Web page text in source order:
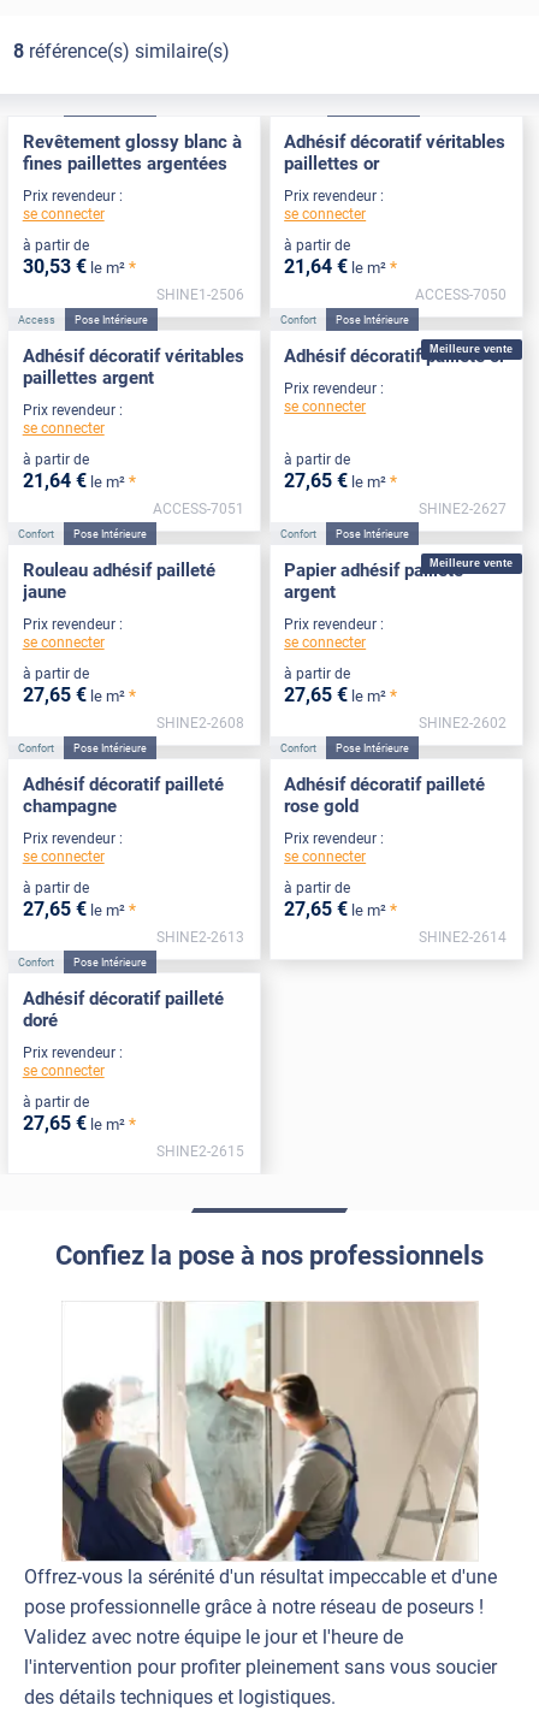
8référence(s) similaire(s)
Revêtement glossy blanc à
fines paillettes argentées
Prix revendeur :
se connecter
à partir de
30,53 € le m² *
SHINE1-2506
Adhésif décoratif véritables
paillettes or
Prix revendeur :
se connecter
à partir de
21,64 € le m² *
ACCESS-7050
Access Pose Intérieure
Adhésif décoratif véritables
paillettes argent
Prix revendeur :
se connecter
à partir de
21,64 € le m² *
ACCESS-7051
Meilleure vente
Confort Pose Intérieure
Adhésif décoratif pailleté or
Prix revendeur :
se connecter
à partir de
27,65 € le m² *
SHINE2-2627
Confort Pose Intérieure
Rouleau adhésif pailleté
jaune
Prix revendeur :
se connecter
à partir de
27,65 € le m² *
SHINE2-2608
Meilleure vente
Confort Pose Intérieure
Papier adhésif pailleté
argent
Prix revendeur :
se connecter
à partir de
27,65 € le m² *
SHINE2-2602
Confort Pose Intérieure
Adhésif décoratif pailleté
champagne
Prix revendeur :
se connecter
à partir de
27,65 € le m² *
SHINE2-2613
Confort Pose Intérieure
Adhésif décoratif pailleté
rose gold
Prix revendeur :
se connecter
à partir de
27,65 € le m² *
SHINE2-2614
Confort Pose Intérieure
Adhésif décoratif pailleté
doré
Prix revendeur :
se connecter
à partir de
27,65 € le m² *
SHINE2-2615
Confiez la pose à nos professionnels
Offrez-vous la sérénité d'un résultat impeccable et d'une
pose professionnelle grâce à notre réseau de poseurs !
Validez avec notre équipe le jour et l'heure de
l'intervention pour profiter pleinement sans vous soucier
des détails techniques et logistiques.